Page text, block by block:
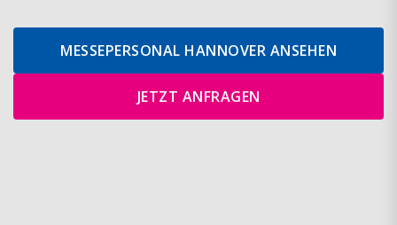
MESSEPERSONAL HANNOVER ANSEHEN
JETZT ANFRAGEN